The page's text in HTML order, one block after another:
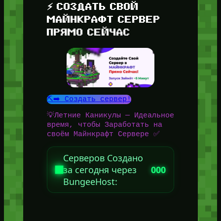
⚡ СОЗДАТЬ СВОЙ
МАЙНКРАФТ СЕРВЕР
ПРЯМО СЕЙЧАС
⛏️➡️ Создать сервер!
💡Летние Каникулы — Идеальное
время, чтобы Заработать на
своём Майнкрафт Сервере ✅
Серверов Создано
за сегодня через
BungeeHost:
000